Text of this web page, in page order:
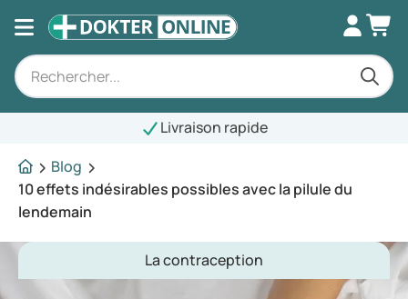
Livraison rapide
Blog
10 effets indésirables possibles avec la pilule du
lendemain
La contraception